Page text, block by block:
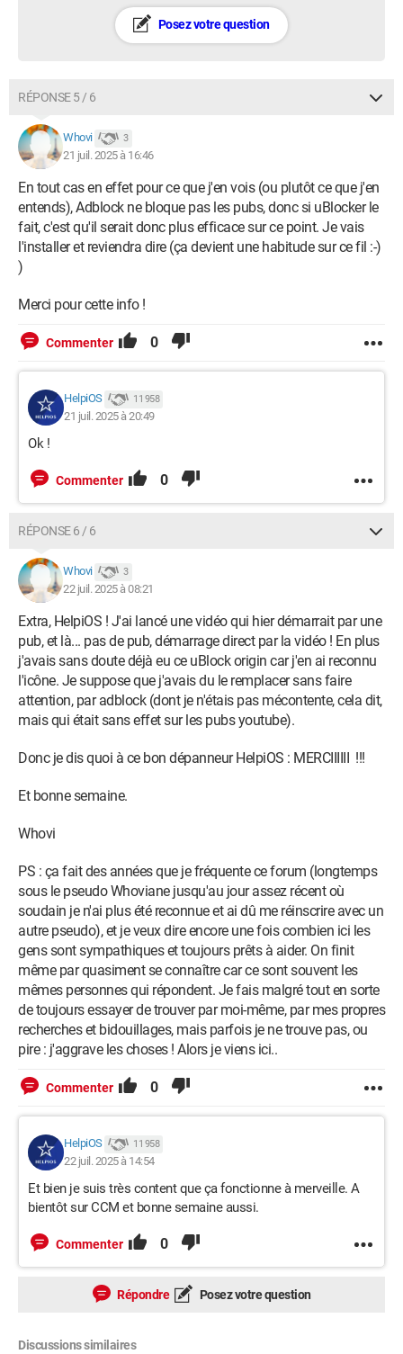
Posez votre question
RÉPONSE 5 / 6
Whovi 3
21 juil. 2025 à 16:46
En tout cas en effet pour ce que j'en vois (ou plutôt ce que j'en
entends), Adblock ne bloque pas les pubs, donc si uBlocker le
fait, c'est qu'il serait donc plus efficace sur ce point. Je vais
l'installer et reviendra dire (ça devient une habitude sur ce fil :-)
)
Merci pour cette info !
Commenter 0
HelpiOS 11 958
21 juil. 2025 à 20:49
Ok !
Commenter 0
RÉPONSE 6 / 6
Whovi 3
22 juil. 2025 à 08:21
Extra, HelpiOS ! J'ai lancé une vidéo qui hier démarrait par une
pub, et là... pas de pub, démarrage direct par la vidéo ! En plus
j'avais sans doute déjà eu ce uBlock origin car j'en ai reconnu
l'icône. Je suppose que j'avais du le remplacer sans faire
attention, par adblock (dont je n'étais pas mécontente, cela dit,
mais qui était sans effet sur les pubs youtube).
Donc je dis quoi à ce bon dépanneur HelpiOS : MERCIIIIII !!!
Et bonne semaine.
Whovi
PS : ça fait des années que je fréquente ce forum (longtemps
sous le pseudo Whoviane jusqu'au jour assez récent où
soudain je n'ai plus été reconnue et ai dû me réinscrire avec un
autre pseudo), et je veux dire encore une fois combien ici les
gens sont sympathiques et toujours prêts à aider. On finit
même par quasiment se connaître car ce sont souvent les
mêmes personnes qui répondent. Je fais malgré tout en sorte
de toujours essayer de trouver par moi-même, par mes propres
recherches et bidouillages, mais parfois je ne trouve pas, ou
pire : j'aggrave les choses ! Alors je viens ici..
Commenter 0
HelpiOS 11 958
22 juil. 2025 à 14:54
Et bien je suis très content que ça fonctionne à merveille. A
bientôt sur CCM et bonne semaine aussi.
Commenter 0
Répondre Posez votre question
Discussions similaires